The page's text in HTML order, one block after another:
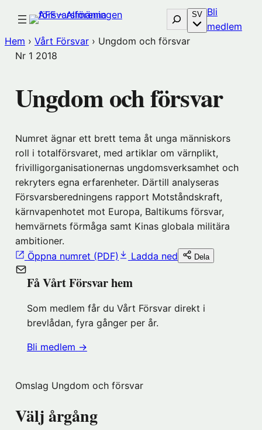
innehåll
Sök SV Bli
medlem
Hem › Vårt Försvar › Ungdom och försvar
Nr 1 2018
Ungdom och försvar
Numret ägnar ett brett tema åt unga människors
roll i totalförsvaret, med artiklar om värnplikt,
frivilligorganisationernas ungdomsverksamhet och
rekryters egna erfarenheter. Därtill analyseras
Försvarsberedningens rapport Motståndskraft,
kärnvapenhotet mot Europa, Baltikums försvar,
hemvärnets förmåga samt Kinas globala militära
ambitioner.
Öppna numret (PDF)
Ladda ned Dela
Få Vårt Försvar hem
Som medlem får du Vårt Försvar direkt i
brevlådan, fyra gånger per år.
Bli medlem →(öppnas
fönster
Föreningshuset)
Omslag Ungdom och försvar
Välj årgång